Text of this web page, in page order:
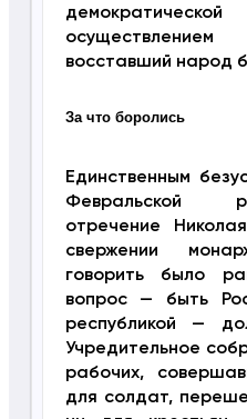
восставший народ
За что боролись
Единственным
Февральской
отречение
свержении
говорить было
вопрос — быть
республикой —
Учредительное
рабочих,
для солдат,